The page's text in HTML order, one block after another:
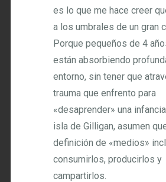
es lo que me hace creer
a los umbrales de un gran
Porque pequeños de 4
están absorbiendo
entorno, sin tener que
trauma que enfrento para
«desaprender» una
isla de Gilligan, asumen
definición de «medios»
consumirlos, producirlos y
campartirlos.